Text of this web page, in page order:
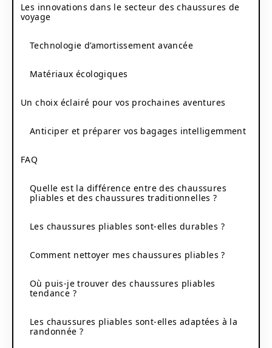
Les innovations dans le secteur des chaussures de
voyage
Technologie d’amortissement avancée
Matériaux écologiques
Un choix éclairé pour vos prochaines aventures
Anticiper et préparer vos bagages intelligemment
FAQ
Quelle est la différence entre des chaussures
pliables et des chaussures traditionnelles ?
Les chaussures pliables sont-elles durables ?
Comment nettoyer mes chaussures pliables ?
Où puis-je trouver des chaussures pliables
tendance ?
Les chaussures pliables sont-elles adaptées à la
randonnée ?